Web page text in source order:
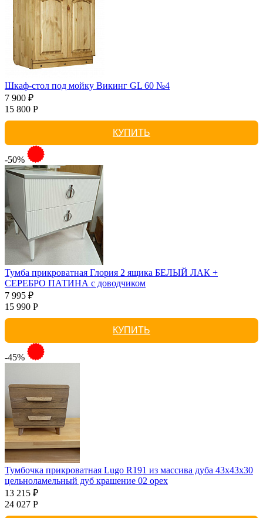
Шкаф-стол под мойку Викинг GL 60 №4
7 900 ₽
15 800 Р
КУПИТЬ
-50%
Тумба прикроватная Глория 2 ящика БЕЛЫЙ ЛАК +
СЕРЕБРО ПАТИНА с доводчиком
7 995 ₽
15 990 Р
КУПИТЬ
-45%
Тумбочка прикроватная Lugo R191 из массива дуба 43х43х30
цельноламельный дуб крашение 02 орех
13 215 ₽
24 027 Р